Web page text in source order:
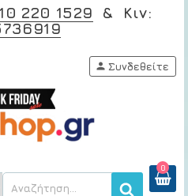
220 1529 & Κιν:
0
person Συνδεθείτε